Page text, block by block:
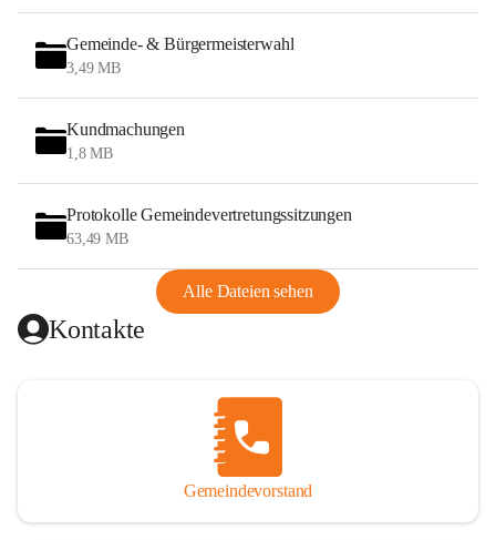
Gemeinde- & Bürgermeisterwahl
3,49 MB
Kundmachungen
1,8 MB
Protokolle Gemeindevertretungssitzungen
63,49 MB
Alle Dateien sehen
Kontakte
Gemeindevorstand